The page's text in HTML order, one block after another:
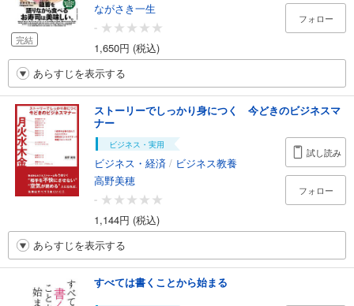
完結
ながさき一生
-
1,650円 (税込)
フォロー
あらすじを表示する
ストーリーでしっかり身につく 今どきのビジネスマ
ナー
ビジネス・実用
ビジネス・経済 / ビジネス教養
高野美穂
-
1,144円 (税込)
試し読み
フォロー
あらすじを表示する
すべては書くことから始まる